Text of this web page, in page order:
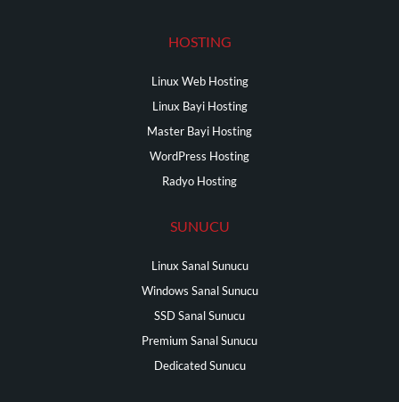
HOSTING
Linux Web Hosting
Linux Bayi Hosting
Master Bayi Hosting
WordPress Hosting
Radyo Hosting
SUNUCU
Linux Sanal Sunucu
Windows Sanal Sunucu
SSD Sanal Sunucu
Premium Sanal Sunucu
Dedicated Sunucu